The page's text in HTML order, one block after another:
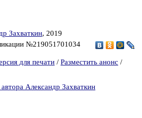
Захваткин, 2019
№219051701034
для печати / Разместить анонс /
Александр Захваткин